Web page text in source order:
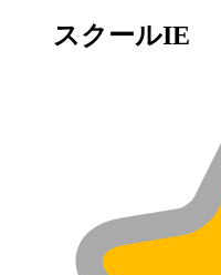
スクールIE